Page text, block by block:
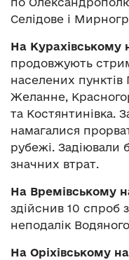
Селідове і
На Курахівському
продовжують
населених пунктів
Желанне,
та Костянтинівка.
намагалися
рубежі. Задіювали
значних втрат.
На Времівському
здійснив 10 спроб
неподалік
На Оріхівському